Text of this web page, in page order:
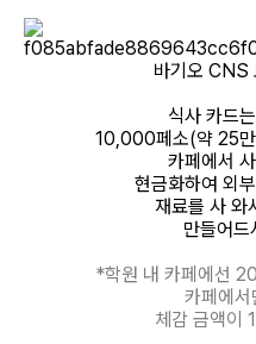
바기오 CNS
식사 카드
10,000페소(약 25
카페에서
현금화하여 외
재료를 사 와
만들어
*학원 내 카페에선
카페에서
체감 금액이